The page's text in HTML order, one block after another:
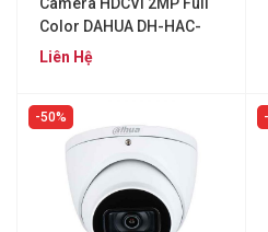
Color DAHUA DH-HAC-
HDW1239TLP-A-LED
Liên Hệ
50%